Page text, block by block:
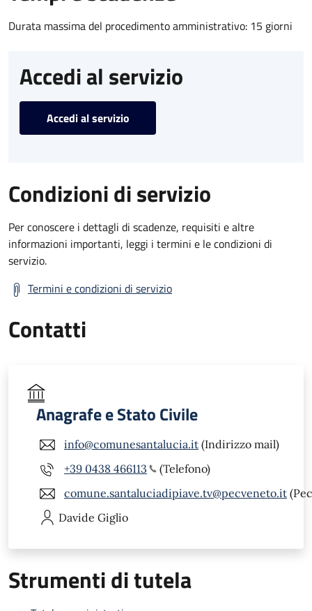
Durata massima del procedimento amministrativo: 15 giorni
Accedi al servizio
Accedi al servizio
Condizioni di servizio
Per conoscere i dettagli di scadenze, requisiti e altre
informazioni importanti, leggi i termini e le condizioni di
servizio.
Termini e condizioni di servizio
Contatti
Anagrafe e Stato Civile
info@comunesantalucia.it (Indirizzo mail)
+39 0438 466113
(Telefono)
comune.santaluciadipiave.tv@pecveneto.it
Davide Giglio
Strumenti di tutela